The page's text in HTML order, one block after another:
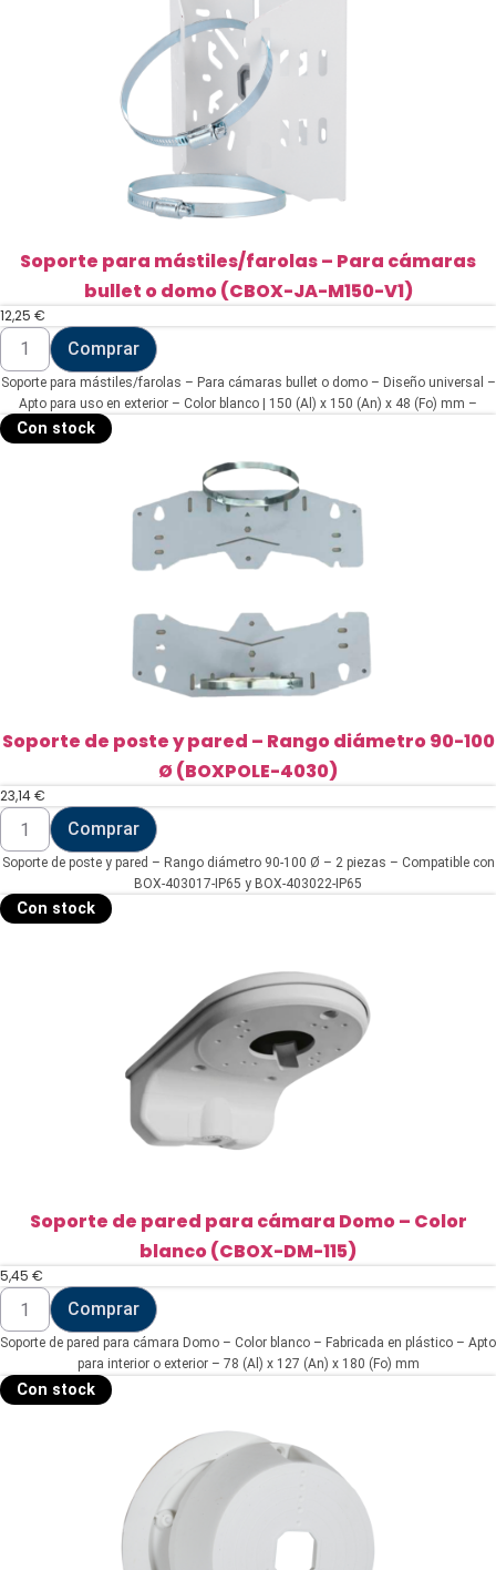
Soporte para mástiles/farolas – Para cámaras
bullet o domo (CBOX-JA-M150-V1)
12,25 €
Soporte
para
mástiles/farolas
-
Para
cámaras
bullet
Comprar
Soporte para mástiles/farolas – Para cámaras bullet o domo – Diseño universal –
Apto para uso en exterior – Color blanco | 150 (Al) x 150 (An) x 48 (Fo) mm –
Con stock
Soporte de poste y pared – Rango diámetro 90-100
Ø (BOXPOLE-4030)
23,14€
Soporte
poste
y
-
Rango
Comprar
Soporte de poste y pared – Rango diámetro 90-100 Ø – 2 piezas – Compatible con
BOX-403017-IP65 y BOX-403022-IP65
Con stock
Soporte de pared para cámara Domo – Color
blanco (CBOX-DM-115)
5,45 €
Soporte
pared
para
Domo
-
Comprar
Soporte de pared para cámara Domo – Color blanco – Fabricada en plástico – Apto
para interior o exterior – 78 (Al) x 127 (An) x 180 (Fo) mm
Con stock